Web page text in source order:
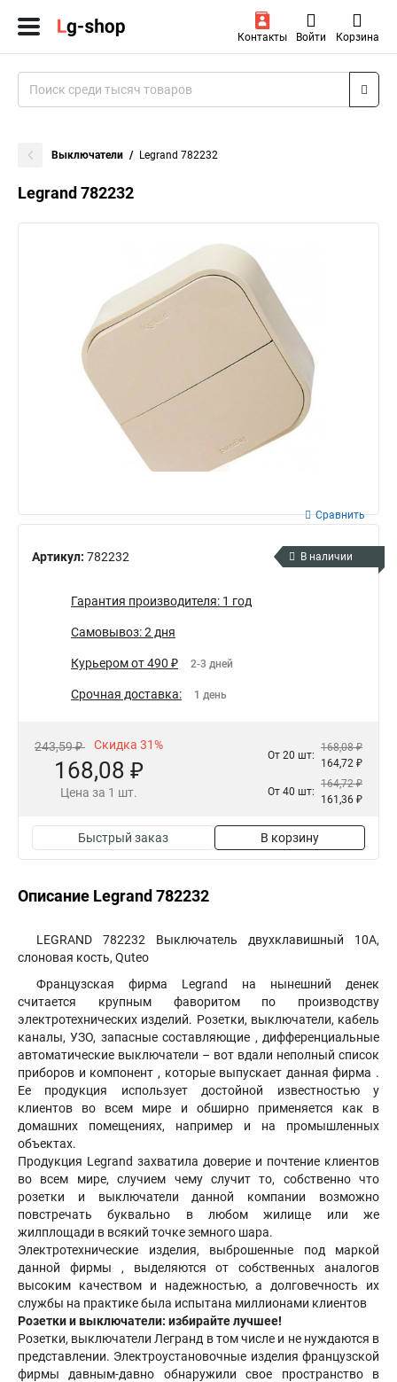
Контакты Войти Корзина
Выключатели Legrand 782232
Legrand 782232
Артикул: 782232
Сравнить
В наличии
Гарантия производителя: 1 год
Самовывоз: 2 дня
Курьером от 490 ₽ 2-3 дней
Срочная доставка: 1 день
243,59 ₽ Скидка 31%
168,08 ₽
Цена за 1 шт.
От 20 шт:
168,08 ₽
164,72 ₽
От 40 шт:
164,72 ₽
161,36 ₽
Быстрый заказ В корзину
Описание Legrand 782232
LEGRAND 782232 Выключатель двухклавишный 10A,
слоновая кость, Quteo
Французская фирма Legrand на нынешний денек
считается крупным фаворитом по производству
электротехнических изделий. Розетки, выключатели, кабель
каналы, УЗО, запасные составляющие , дифференциальные
автоматические выключатели – вот вдали неполный список
приборов и компонент , которые выпускает данная фирма .
Ее продукция использует достойной известностью у
клиентов во всем мире и обширно применяется как в
домашних помещениях, например и на промышленных
объектах.
Продукция Legrand захватила доверие и почтение клиентов
во всем мире, случием чему случит то, собственно что
розетки и выключатели данной компании возможно
повстречать буквально в любом жилище или же
жилплощади в всякий точке земного шара.
Электротехнические изделия, выброшенные под маркой
данной фирмы , выделяются от собственных аналогов
высоким качеством и надежностью, а долговечность их
службы на практике была испытана миллионами клиентов
Розетки и выключатели: избирайте лучшее!
Розетки, выключатели Легранд в том числе и не нуждаются в
представлении. Электроустановочные изделия французской
фирмы давным-давно обнаружили свое пространство в